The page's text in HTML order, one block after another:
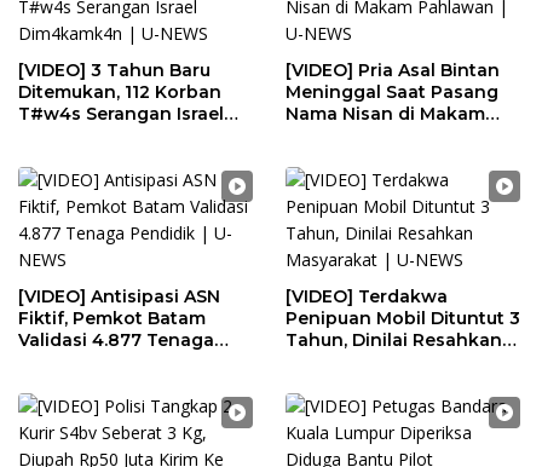
[VIDEO] 3 Tahun Baru
Ditemukan, 112 Korban
T#w4s Serangan Israel
[VIDEO] Pria Asal Bintan
Meninggal Saat Pasang
Nama Nisan di Makam
[VIDEO] Antisipasi ASN
Fiktif, Pemkot Batam
Validasi 4.877 Tenaga
[VIDEO] Terdakwa
Penipuan Mobil Dituntut 3
Tahun, Dinilai Resahkan